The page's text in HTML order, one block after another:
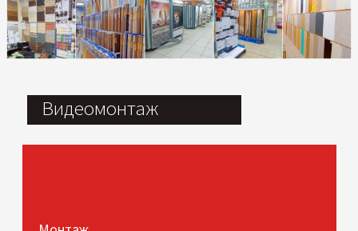
Видеомонтаж